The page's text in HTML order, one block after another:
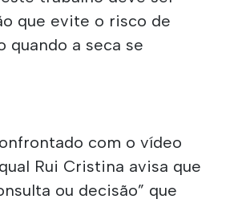
que evite o risco de
quando a seca se
com o vídeo
Rui Cristina avisa que
ou decisão” que